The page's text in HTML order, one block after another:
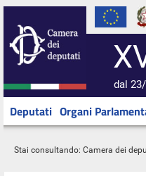
dal
Deputati Organi
Stai consultando: Camera dei